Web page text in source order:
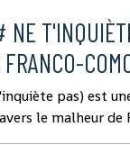
NE
pas) est
le malheur de